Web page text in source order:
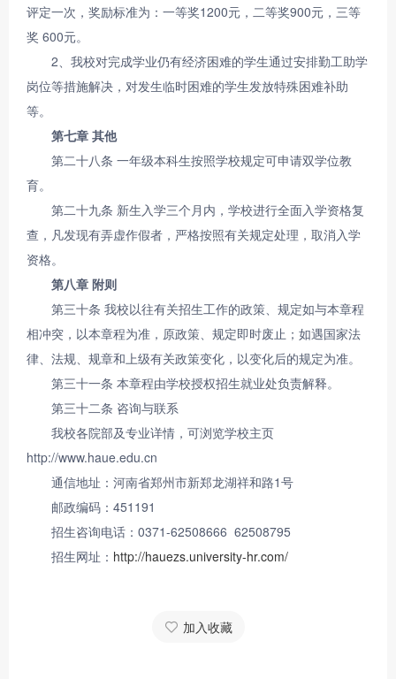
评定一次，奖励标准为：一等奖1200元，二等奖900元，三等
奖 600元。
2、我校对完成学业仍有经济困难的学生通过安排勤工助学
岗位等措施解决，对发生临时困难的学生发放特殊困难补助
等。
第七章 其他
第二十八条 一年级本科生按照学校规定可申请双学位教
育。
第二十九条 新生入学三个月内，学校进行全面入学资格复
查，凡发现有弄虚作假者，严格按照有关规定处理，取消入学
资格。
第八章 附则
第三十条 我校以往有关招生工作的政策、规定如与本章程
相冲突，以本章程为准，原政策、规定即时废止；如遇国家法
律、法规、规章和上级有关政策变化，以变化后的规定为准。
第三十一条 本章程由学校授权招生就业处负责解释。
第三十二条 咨询与联系
我校各院部及专业详情，可浏览学校主页
http://www.haue.edu.cn
通信地址：河南省郑州市新郑龙湖祥和路1号
邮政编码：451191
招生咨询电话：0371-62508666 62508795
招生网址： http://hauezs.university-hr.com/
加入收藏